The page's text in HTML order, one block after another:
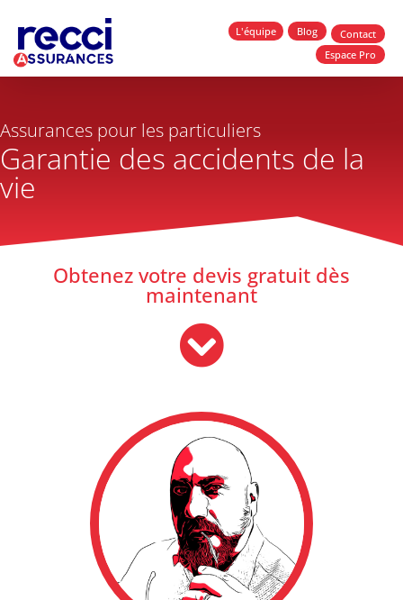
L'équipe Blog
Contact
Espace Pro
Assurances pour les particuliers
Garantie des accidents de la
vie
Obtenez votre devis gratuit dès
maintenant